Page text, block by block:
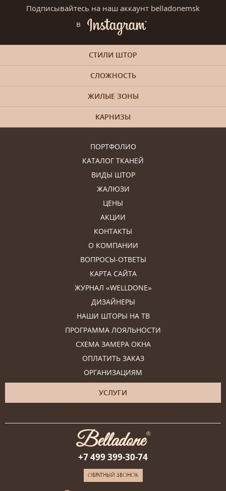
Подписывайтесь на наш аккаунт belladonemsk
в
ПОРТФОЛИО
КАТАЛОГ ТКАНЕЙ
ВИДЫ ШТОР
ЖАЛЮЗИ
ЦЕНЫ
АКЦИИ
КОНТАКТЫ
О КОМПАНИИ
ВОПРОСЫ-ОТВЕТЫ
КАРТА САЙТА
ЖУРНАЛ «WELLDONE»
ДИЗАЙНЕРЫ
НАШИ ШТОРЫ НА ТВ
ПРОГРАММА ЛОЯЛЬНОСТИ
СХЕМА ЗАМЕРА ОКНА
ОПЛАТИТЬ ЗАКАЗ
ОРГАНИЗАЦИЯМ
УСЛУГИ
Онлайн-консультация дизайнера
СТИЛИ ШТОР
СЛОЖНОСТЬ
ЖИЛЫЕ ЗОНЫ
КАРНИЗЫ
+7 499 399-30-74
ОБРАТНЫЙ ЗВОНОК